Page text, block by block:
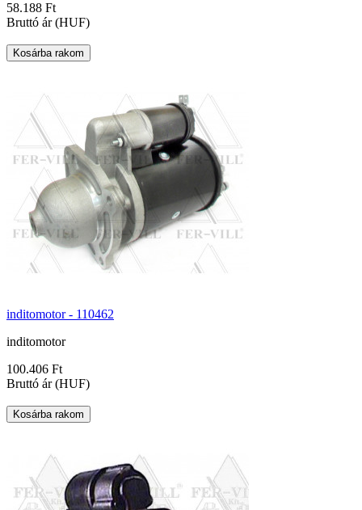
58.188 Ft
Bruttó ár (HUF)
inditomotor - 110462
inditomotor
100.406 Ft
Bruttó ár (HUF)